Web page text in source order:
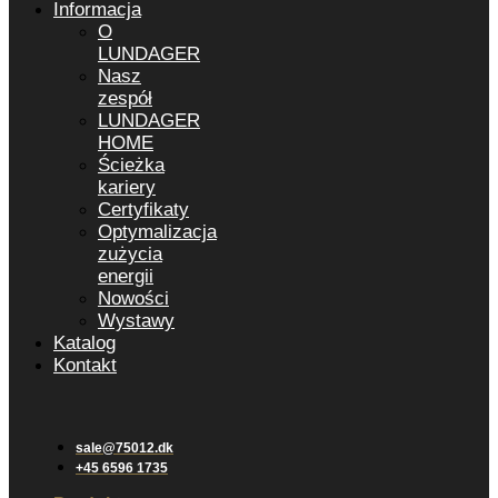
Informacja
O
LUNDAGER
Nasz
zespół
LUNDAGER
HOME
Ścieżka
kariery
Certyfikaty
Optymalizacja
zużycia
energii
Nowości
Wystawy
Katalog
Kontakt
sale@75012.dk
+45 6596 1735